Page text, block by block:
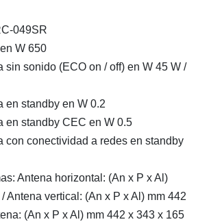
049SR
W 650
sin sonido (ECO on / off) en W 45 W /
en standby en W 0.2
en standby CEC en W 0.5
con conectividad a redes en standby
Antena horizontal: (An x P x Al)
Antena vertical: (An x P x Al) mm 442
(An x P x Al) mm 442 x 343 x 165